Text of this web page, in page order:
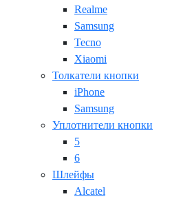
Realme
Samsung
Tecno
Xiaomi
Толкатели кнопки
iPhone
Samsung
Уплотнители кнопки
5
6
Шлейфы
Alcatel